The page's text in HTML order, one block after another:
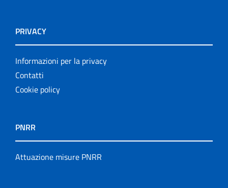
PRIVACY
Informazioni per la privacy
Contatti
Cookie policy
PNRR
Attuazione misure PNRR